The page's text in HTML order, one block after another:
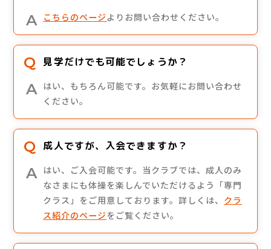
こちらのページよりお問い合わせください。
見学だけでも可能でしょうか？
はい、もちろん可能です。お気軽にお問い合わせ
ください。
成人ですが、入会できますか？
はい、ご入会可能です。当クラブでは、成人のみ
なさまにも体操を楽しんでいただけるよう「専門
クラス」をご用意しております。詳しくは、 クラ
ス紹介のページをご覧ください。